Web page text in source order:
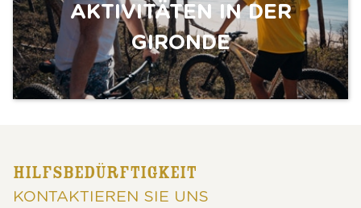
AKTIVITÄTEN IN DER
GIRONDE
HILFSBEDÜRFTIGKEIT
KONTAKTIEREN SIE UNS